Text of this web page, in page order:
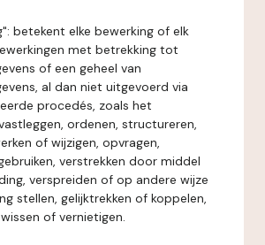
betekent elke bewerking of elk
met betrekking tot
of een geheel van
al dan niet uitgevoerd via
procedés, zoals het
ordenen, structureren,
of wijzigen, opvragen,
verstrekken door middel
verspreiden of op andere wijze
stellen, gelijktrekken of koppelen,
of vernietigen.